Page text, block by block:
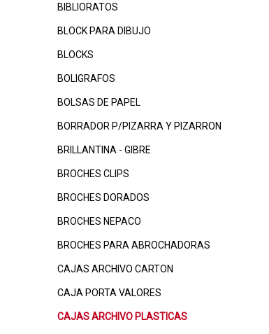
BIBLIORATOS
BLOCK PARA DIBUJO
BLOCKS
BOLIGRAFOS
BOLSAS DE PAPEL
BORRADOR P/PIZARRA Y PIZARRON
BRILLANTINA - GIBRE
BROCHES CLIPS
BROCHES DORADOS
BROCHES NEPACO
BROCHES PARA ABROCHADORAS
CAJAS ARCHIVO CARTON
CAJA PORTA VALORES
CAJAS ARCHIVO PLASTICAS